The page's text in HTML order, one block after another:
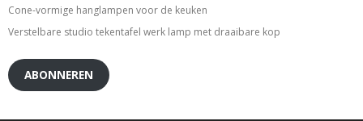
Cone-vormige hanglampen voor de keuken
Verstelbare studio tekentafel werk lamp met draaibare kop
ABONNEREN